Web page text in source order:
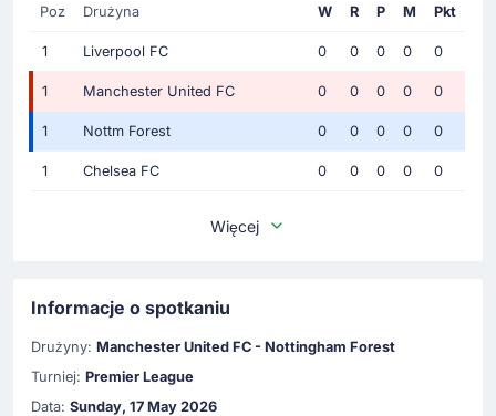
Poz Drużyna W R P M Pkt
1 Liverpool FC 0 0 0 0 0
1 Manchester United FC 0 0 0 0 0
1 Nottm Forest 0 0 0 0 0
1 Chelsea FC 0 0 0 0 0
Więcej
Informacje o spotkaniu
Drużyny: Manchester United FC - Nottingham Forest
Turniej: Premier League
Data: Sunday, 17 May 2026